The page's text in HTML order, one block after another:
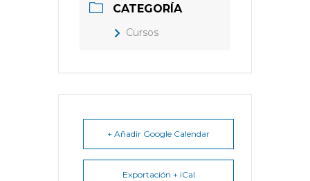
CATEGORÍA
Cursos
+ Añadir Google Calendar
Exportación + iCal